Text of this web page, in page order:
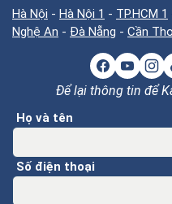
Hà Nội - Hà Nội 1 - TP.HCM 1
Nghệ An - Đà Nẵng - Cần
Để lại thông tin để
Họ và tên
Số điện thoại